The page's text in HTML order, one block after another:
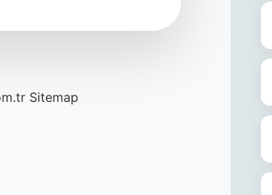
Sitemap